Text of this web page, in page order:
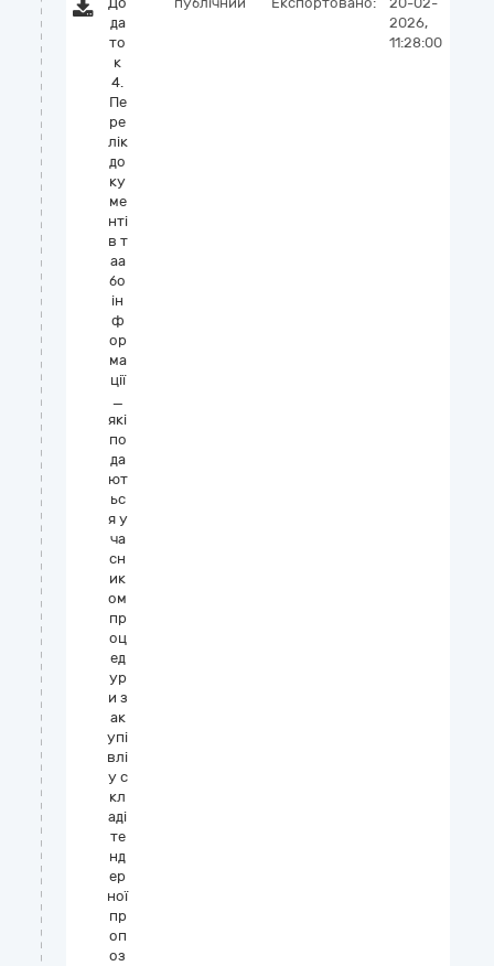
да
то
к
4.
Пе
ре
лік
до
ку
ме
нті
в т
аа
бо
ін
ф
ор
ма
ції
_
які
по
да
ют
ьс
я у
ча
сн
ик
ом
пр
оц
ед
ур
и з
ак
упі
влі
у с
кл
аді
те
нд
ер
ної
пр
оп
оз
2026,
11:28:00